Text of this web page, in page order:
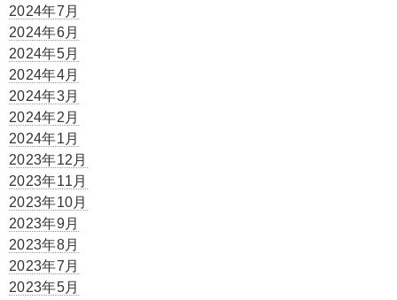
2024年7月
2024年6月
2024年5月
2024年4月
2024年3月
2024年2月
2024年1月
2023年12月
2023年11月
2023年10月
2023年9月
2023年8月
2023年7月
2023年5月